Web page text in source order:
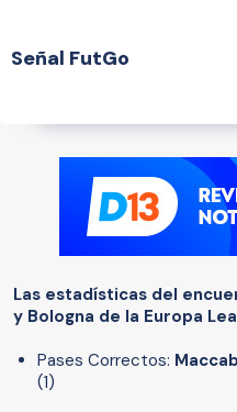
Señal FutGo
Las estadísticas del
y Bologna de la Europa
Pases Correctos:
(1)